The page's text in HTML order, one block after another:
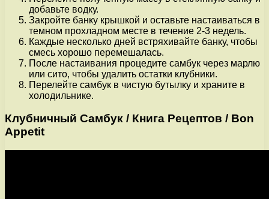
добавьте водку.
Закройте банку крышкой и оставьте настаиваться в
темном прохладном месте в течение 2-3 недель.
Каждые несколько дней встряхивайте банку, чтобы
смесь хорошо перемешалась.
После настаивания процедите самбук через марлю
или сито, чтобы удалить остатки клубники.
Перелейте самбук в чистую бутылку и храните в
холодильнике.
Клубничный Самбук / Книга Рецептов / Bon
Appetit